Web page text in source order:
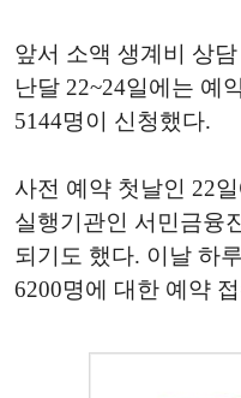
앞서 소액 생계비 상
난달 22~24일에는 예
5144명이 신청했다.
사전 예약 첫날인 22
실행기관인 서민금융
되기도 했다. 이날 하
6200명에 대한 예약